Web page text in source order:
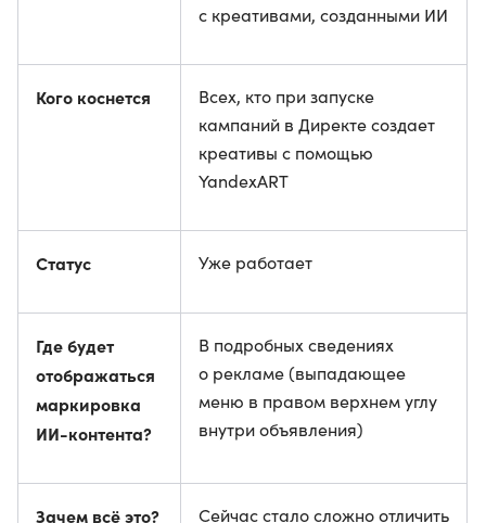
с креативами, созданными ИИ
Кого коснется
Всех, кто при запуске
кампаний в Директе создает
креативы с помощью
YandexART
Статус Уже работает
Где будет
отображаться
маркировка
ИИ-контента?
В подробных сведениях
о рекламе (выпадающее
меню в правом верхнем углу
внутри объявления)
Зачем всё это?
Сейчас стало сложно отличить